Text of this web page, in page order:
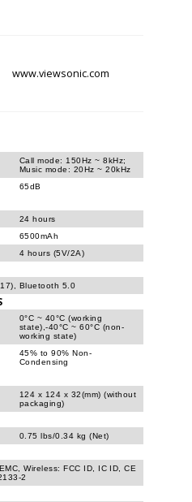
www.viewsonic.com
Call mode: 150Hz ~ 8kHz;
Music mode: 20Hz ~ 20kHz
65dB
24 hours
6500mAh
4 hours (5V/2A)
Bluetooth 5.0
0°C ~ 40°C (working
state),-40°C ~ 60°C (non-
working state)
45% to 90% Non-
Condensing
124 x 124 x 32(mm) (without
packaging)
0.75 lbs/0.34 kg (Net)
Wireless: FCC ID, IC ID, CE
2